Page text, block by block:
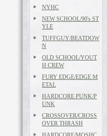
NYHC
NEW SCHOOL/90's ST
YLE
TUFFGUY/BEATDOW
N
OLD SCHOOL/YOUT
H CREW
FURY EDGE/EDGE M
ETAL
HARDCORE PUNK/P
UNK
CROSSOVER/CROSS
OVER THRASH